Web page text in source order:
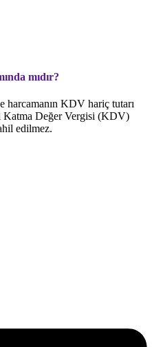
mıdır?
harcamanın KDV hariç tutarı
Katma Değer Vergisi (KDV)
edilmez.